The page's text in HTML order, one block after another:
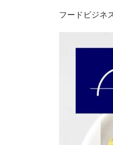
フードビジネ